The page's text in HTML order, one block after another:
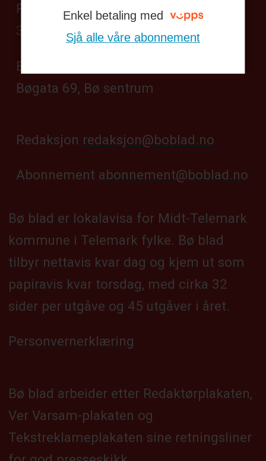
Enkel betaling med
Sjå alle våre abonnement
Postboks 104,
3833 Bø i Telemark
Besøksadresse:
Bøgata 69, Bø sentrum
Redaksjon redaksjon@boblad.no
Abonnement abonnement@boblad.no
Bø blad er lokalavisa for Midt-Telemark
kommune i Telemark fylke. Bø blad
tilbyr nettavis kvar dag og kjem ut som
papiravis kvar torsdag, med cirka 32
sider per utgåve og 45 utgåver i året.
Personvernerklæring
Bø blad arbeider etter Redaktørplakaten,
Ver Varsam-plakaten og
Tekstreklameplakaten sine retningsliner